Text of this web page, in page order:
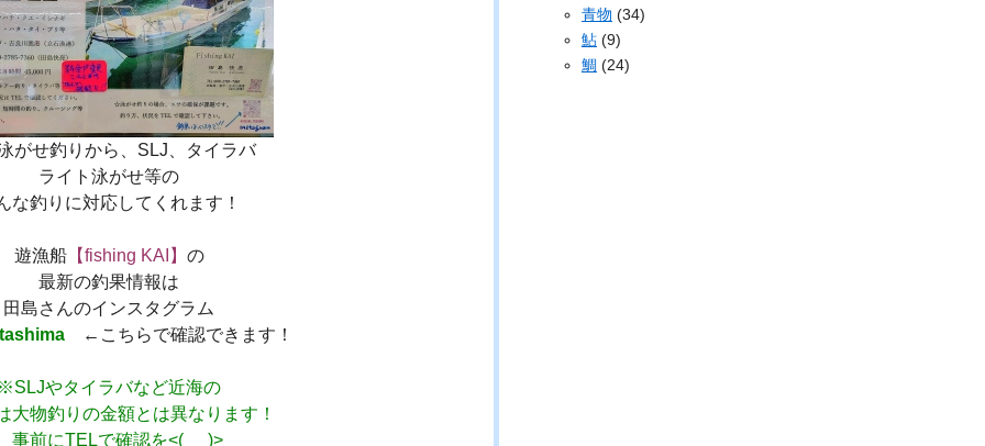
がせ釣りから、SLJ、タイラバ
ライト泳がせ等の
な釣りに対応してくれます！
遊漁船【fishing KAI】 の
最新の釣果情報は
田島さんのインスタグラム
←こちらで確認できます！
やタイラバなど近海の
物釣りの金額とは異なります！
前にTELで確認を<(_ _)>
青物 (34)
鮎 (9)
鯛 (24)